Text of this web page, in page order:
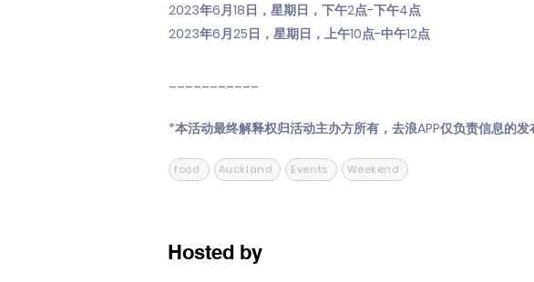
2023年6月18日，星期日，下午2点-下午4点
2023年6月25日，星期日，上午10点-中午12点
*本活动最终解释权归活动主办方所有，去浪APP仅负责信息的
food Auckland Events Weekend
Hosted by